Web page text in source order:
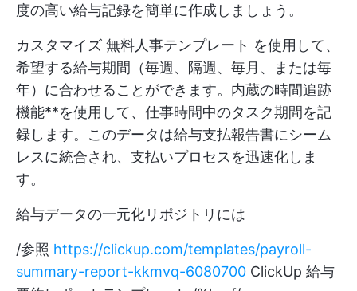
度の高い給与記録を簡単に作成しましょう。
カスタマイズ 無料人事テンプレート を使用して、
希望する給与期間（毎週、隔週、毎月、または毎
年）に合わせることができます。内蔵の時間追跡
機能**を使用して、仕事時間中のタスク期間を記
録します。このデータは給与支払報告書にシーム
レスに統合され、支払いプロセスを迅速化しま
す。
給与データの一元化リポジトリには
/参照 https://clickup.com/templates/payroll-
summary-report-kkmvq-6080700 ClickUp 給与